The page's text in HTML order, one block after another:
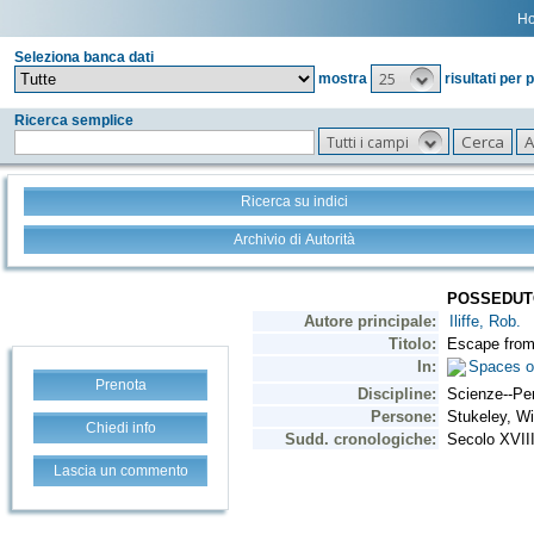
Seleziona banca dati
mostra
25 risultati per
Ricerca semplice
Tutti i campi
Ricerca su indici
Archivio di Autorità
Prenota
Chiedi info
Lascia un commento